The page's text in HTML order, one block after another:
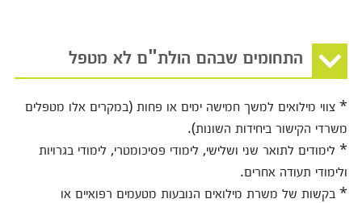
התחומים שבהם הולת"ם לא מטפל
* צווי מילואים למשך חמישה ימים או פחות (במקרים אלו מטפלים
משרדי הקישור ביחידות השונות).
* לימודים לתואר שני ושלישי, לימודי פסיכומטרי, לימודי בגרויות
ולימודי תעודה אחרים.
* בקשות של משרת מילואים הנובעות מטעמים רפואיים או